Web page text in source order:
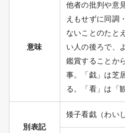
意味
他者の批判や意
えもせずに同調
ないことのたと
い人の後ろで、
鑑賞することか
事。「戯」は芝
る。「看」は「
別表記
矮子看戯（わい